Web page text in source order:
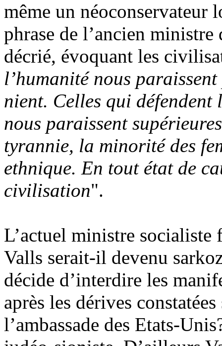
même un néoconservateur
phrase de l’ancien
décrié, évoquant les
l’humanité nous
nient. Celles qui
nous paraissent
tyrannie, la minorité des
ethnique. En tout état de
civilisation".
L’actuel ministre
Valls serait-il devenu
décide d’interdire les
après les dérives
l’ambassade des Etats-